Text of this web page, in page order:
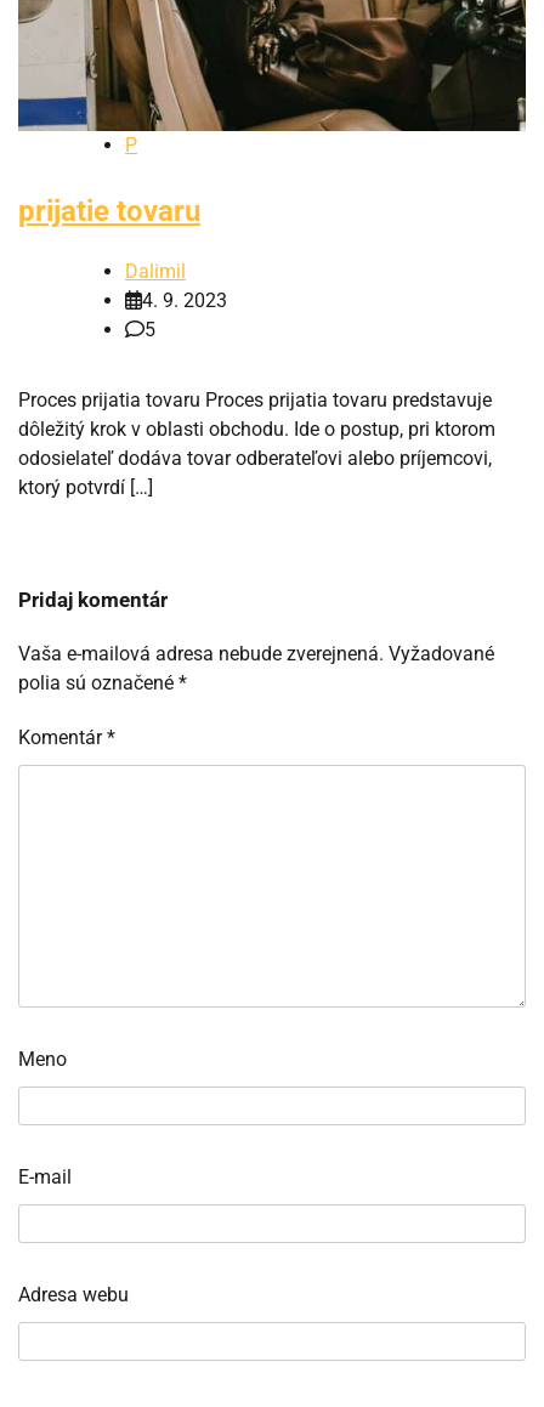
P
prijatie tovaru
Dalimil
4. 9. 2023
5
Proces prijatia tovaru Proces prijatia tovaru predstavuje
dôležitý krok v oblasti obchodu. Ide o postup, pri ktorom
odosielateľ dodáva tovar odberateľovi alebo príjemcovi,
ktorý potvrdí […]
Pridaj komentár
Vaša e-mailová adresa nebude zverejnená. Vyžadované
polia sú označené *
Komentár*
Meno
E-mail
Adresa webu